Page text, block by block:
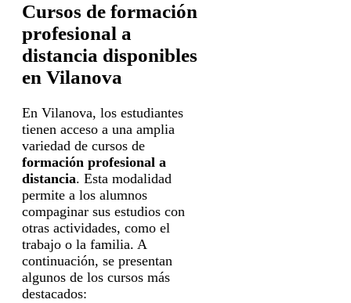
Cursos de formación
profesional a
distancia disponibles
en Vilanova
En Vilanova, los estudiantes
tienen acceso a una amplia
variedad de cursos de
formación profesional a
distancia. Esta modalidad
permite a los alumnos
compaginar sus estudios con
otras actividades, como el
trabajo o la familia. A
continuación, se presentan
algunos de los cursos más
destacados: